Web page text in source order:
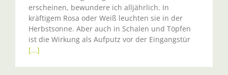
erscheinen, bewundere ich alljährlich. In
kräftigem Rosa oder Weiß leuchten sie in der
Herbstsonne. Aber auch in Schalen und Töpfen
ist die Wirkung als Aufputz vor der Eingangstür
[...]